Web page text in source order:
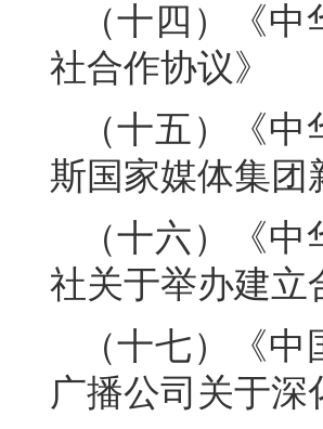
（十四）《
社合作协议》
（十五）《
斯国家媒体集团
（十六）《
社关于举办建立
（十七）《
广播公司关于